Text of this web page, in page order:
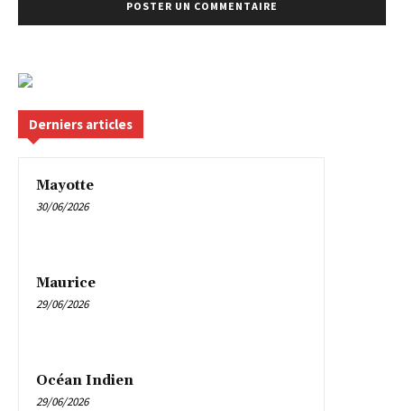
Derniers articles
Mayotte
30/06/2026
Maurice
29/06/2026
Océan Indien
29/06/2026